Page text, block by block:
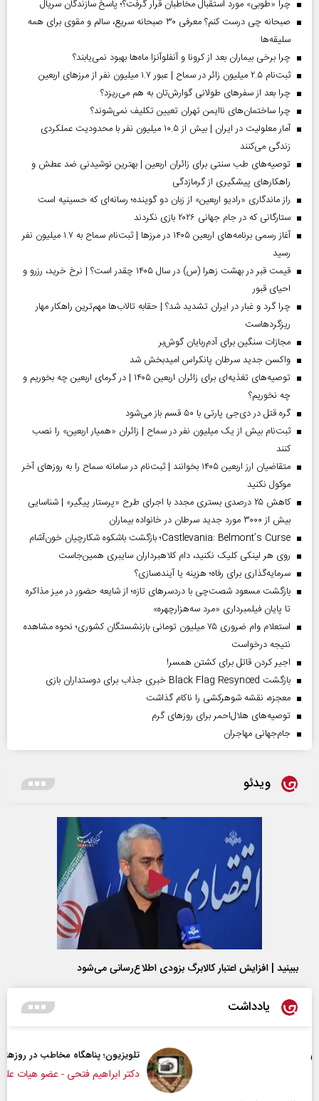
چرا «طوبی» مورد استقبال مخاطبان قرار گرفت؟؛ پاسخ سازندگان سریال
صبحانه چی درست کنم؟ معرفی ۳۰ صبحانه سریع، سالم و مقوی برای همه
سلیقه‌ها
چرا برخی بیماران بعد از کرونا و آنفلوآنزا ماه‌ها بهبود نمی‌یابند؟
ثبت‌نام ۲.۵ میلیون زائر در سماح | عبور ۱.۷ میلیون نفر از مرز‌های اربعین
چرا بعد از سفرهای طولانی گوارش‌تان به هم می‌ریزد؟
چرا ساختمان‌های ناایمن تهران تعیین تکلیف نمی‌شوند؟
آمار معلولیت در ایران | بیش از ۱۰.۵ میلیون نفر با محدودیت عملکردی
زندگی می‌کنند
توصیه‌های طب سنتی برای زائران اربعین | بهترین نوشیدنی ضد عطش و
راهکارهای پیشگیری از گرمازدگی
راز ماندگاری «رادیو اربعین» از زبان دو گوینده؛ رسانه‌ای که حسینیه است
ستارگانی که در جام جهانی ۲۰۲۶ بازی نکردند
آغاز رسمی برنامه‌های اربعین ۱۴۰۵ در مرز‌ها | ثبت‌نام سماح به ۱.۷ میلیون نفر
رسید
قیمت قبر در بهشت زهرا (س) در سال ۱۴۰۵ چقدر است؟ | نرخ خرید، رزرو و
احیای قبور
چرا گرد و غبار در ایران تشدید شد؟ | حقابه تالاب‌ها مهم‌ترین راهکار مهار
ریزگردهاست
مجازات سنگین برای آدم‌ربایان گوش‌بر
واکسن جدید سرطان پانکراس امیدبخش شد
توصیه‌های تغذیه‌ای برای زائران اربعین ۱۴۰۵ | در گرمای اربعین چه بخوریم و
چه نخوریم؟
گره قتل در دی‌جی پارتی با ۵۰ قسم باز می‌شود
ثبت‌نام بیش از یک میلیون نفر در سماح | زائران «همیار اربعین» را نصب
کنند
متقاضیان ارز اربعین ۱۴۰۵ بخوانند | ثبت‌نام در سامانه سماح را به روز‌های آخر
موکول نکنید
کاهش ۲۵ درصدی بستری مجدد با اجرای طرح «پرستار پیگیر» | شناسایی
بیش از ۳۰۰۰ مورد جدید سرطان در خانواده بیماران
Castlevania: Belmont’s Curse؛ بازگشت باشکوه شکارچیان خون‌آشام
روی هر لینکی کلیک نکنید، دام کلاهبرداران سایبری همین‌جاست
سرمایه‌گذاری برای رفاه؛ هزینه یا آینده‌سازی؟
بازگشت مسعود شصت‌چی با دردسر‌های تازه؛ از شایعه حضور در میز مذاکره
تا پایان فیلمبرداری «مرد سه‌هزارچهره»
استعلام وام ضروری ۷۵ میلیون تومانی بازنشستگان کشوری؛ نحوه مشاهده
نتیجه درخواست
اجیر کردن قاتل برای کشتن همسر!
بازگشت Black Flag Resynced خبری جذاب برای دوستداران بازی
معجزه، نقشه شوهرکشی را ناکام گذاشت
توصیه‌های هلال‌احمر برای روز‌های گرم
جام‌جهانی مهاجران
ویدئو
ببینید | افزایش اعتبار کالابرگ بزودی اطلاع‌رسانی می‌شود
یادداشت
تلویزیون؛ پناهگاه مخاطب در روزهای ابهام
دکتر ابراهیم فتحی - عضو هیات علمی دانشگاه صداوسیما